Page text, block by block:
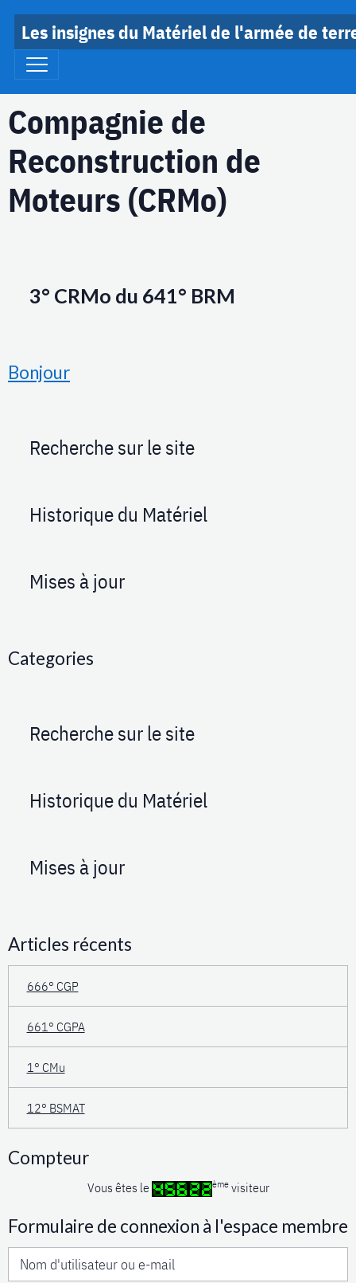
Les insignes du Matériel de l'armée de
Compagnie de
Reconstruction de
Moteurs (CRMo)
3° CRMo du 641° BRM
Bonjour
Recherche sur le site
Historique du Matériel
Mises à jour
Categories
Recherche sur le site
Historique du Matériel
Mises à jour
Articles récents
666° CGP
661° CGPA
1° CMu
12° BSMAT
Compteur
Vous êtes le èmevisiteur
Formulaire de connexion à l'espace membre